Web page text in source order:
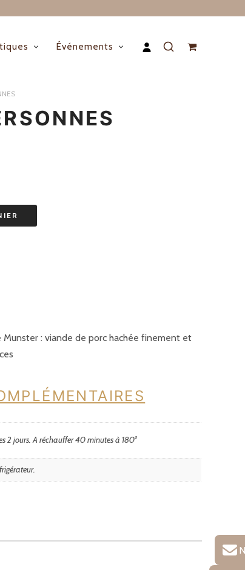
Événements
: viande de porc hachée finement et
2 jours. A réchauffer 40 minutes à 180°